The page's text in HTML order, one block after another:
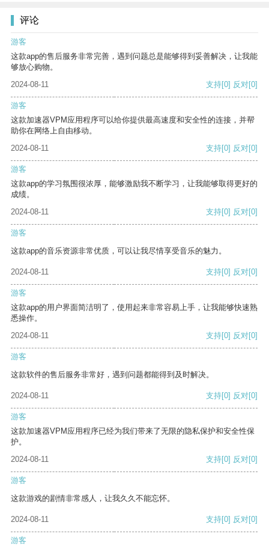
评论
游客
这款app的售后服务非常完善，遇到问题总是能够得到妥善解决，让我能
够放心购物。
2024-08-11
支持[0] 反对[0]
游客
这款加速器VPM应用程序可以给你提供最高速度和安全性的连接，并帮
助你在网络上自由移动。
2024-08-11
支持[0] 反对[0]
游客
这款app的学习氛围很浓厚，能够激励我不断学习，让我能够取得更好的
成绩。
2024-08-11
支持[0] 反对[0]
游客
这款app的音乐资源非常优质，可以让我尽情享受音乐的魅力。
2024-08-11 支持[0] 反对[0]
游客
这款app的用户界面简洁明了，使用起来非常容易上手，让我能够快速熟
悉操作。
2024-08-11
支持[0] 反对[0]
游客
这款软件的售后服务非常好，遇到问题都能得到及时解决。
2024-08-11 支持[0] 反对[0]
游客
这款加速器VPM应用程序已经为我们带来了无限的隐私保护和安全性保
护。
2024-08-11
支持[0] 反对[0]
游客
这款游戏的剧情非常感人，让我久久不能忘怀。
2024-08-11 支持[0] 反对[0]
游客